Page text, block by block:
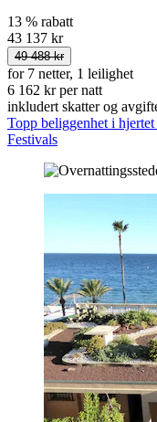
13 % rabatt
43 137 kr
49 488 kr
for 7 netter, 1 leilighet
6 162 kr per natt
inkludert skatter og
Topp beliggenhet i
Festivals